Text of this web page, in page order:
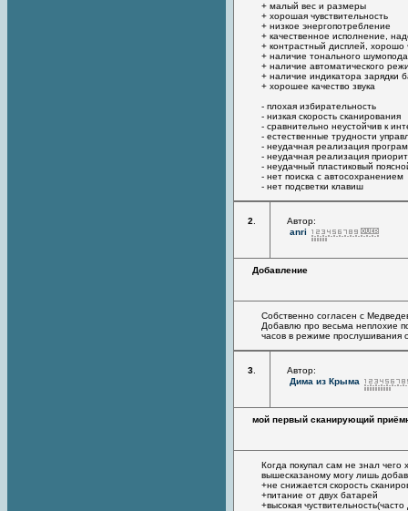
+ малый вес и размеры
+ хорошая чувствительность
+ низкое энергопотребление
+ качественное исполнение,
+ контрастный дисплей, хорошо
+ наличие тонального
+ наличие автоматического
+ наличие индикатора зарядки
+ хорошее качество звука
- плохая избирательность
- низкая скорость сканирования
- сравнительно неустойчив к
- естественные трудности
- неудачная реализация
- неудачная реализация
- неудачный пластиковый
- нет поиска с автосохранением
- нет подсветки клавиш
2
Автор:
anri
Добавление
Собственно согласен с
Добавлю про весьма неплохие
часов в режиме прослушивания
3
Автор:
Дима из Крыма
мой первый сканирующий
Когда покупал сам не знал чего
вышесказаному могу лишь
+не снижается скорость
+питание от двух батарей
+высокая